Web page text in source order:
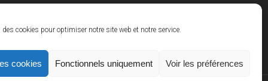
cookies pour optimiser notre site web et notre service.
cookies Fonctionnels uniquement Voir les préférences